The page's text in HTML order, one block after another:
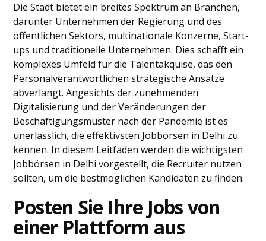
Die Stadt bietet ein breites Spektrum an Branchen,
darunter Unternehmen der Regierung und des
öffentlichen Sektors, multinationale Konzerne, Start-
ups und traditionelle Unternehmen. Dies schafft ein
komplexes Umfeld für die Talentakquise, das den
Personalverantwortlichen strategische Ansätze
abverlangt. Angesichts der zunehmenden
Digitalisierung und der Veränderungen der
Beschäftigungsmuster nach der Pandemie ist es
unerlässlich, die effektivsten Jobbörsen in Delhi zu
kennen. In diesem Leitfaden werden die wichtigsten
Jobbörsen in Delhi vorgestellt, die Recruiter nutzen
sollten, um die bestmöglichen Kandidaten zu finden.
Posten Sie Ihre Jobs von
einer Plattform aus